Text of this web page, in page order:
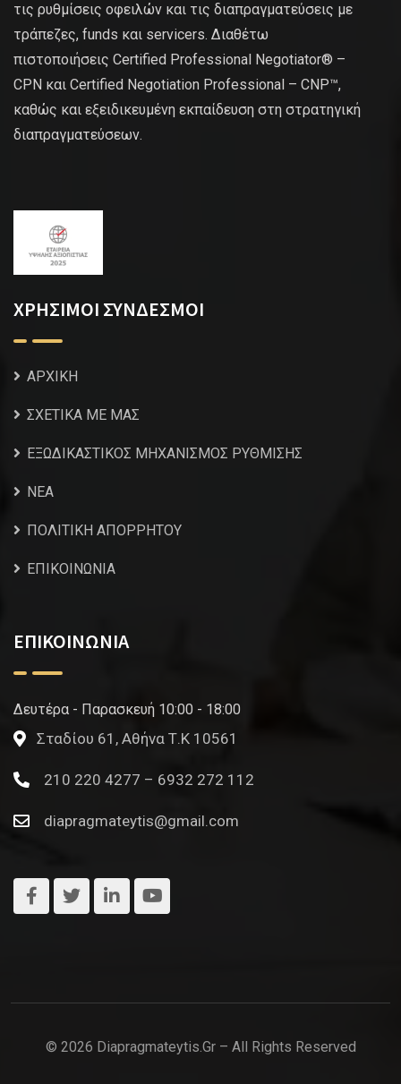
τις ρυθμίσεις οφειλών και τις διαπραγματεύσεις με
τράπεζες, funds και servicers. Διαθέτω
πιστοποιήσεις Certified Professional Negotiator® –
CPN και Certified Negotiation Professional – CNP™,
καθώς και εξειδικευμένη εκπαίδευση στη στρατηγική
διαπραγματεύσεων.
ΧΡΗΣΙΜΟΙ ΣΥΝΔΕΣΜΟΙ
ΑΡΧΙΚΗ
ΣΧΕΤΙΚΑ ΜΕ ΜΑΣ
ΕΞΩΔΙΚΑΣΤΙΚΟΣ ΜΗΧΑΝΙΣΜΟΣ ΡΥΘΜΙΣΗΣ
NEA
ΠΟΛΙΤΙΚΗ ΑΠΟΡΡΗΤΟΥ
ΕΠΙΚΟΙΝΩΝΙΑ
ΕΠΙΚΟΙΝΩΝΙΑ
Δευτέρα - Παρασκευή 10:00 - 18:00
Σταδίου 61, Αθήνα Τ.Κ 10561
210 220 4277 – 6932 272 112
diapragmateytis@gmail.com
© 2026 Diapragmateytis.gr – All Rights Reserved